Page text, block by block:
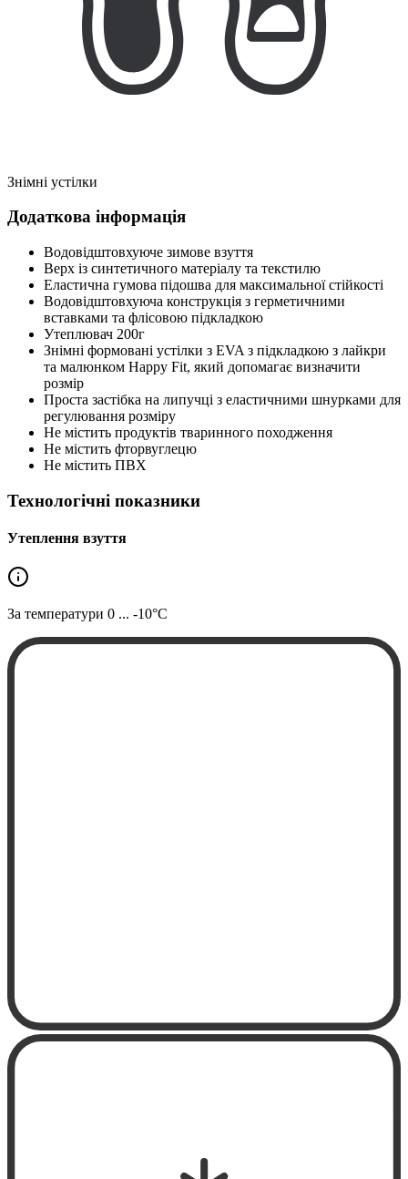
Знімні устілки
Додаткова інформація
Водовідштовхуюче зимове взуття
Верх із синтетичного матеріалу та текстилю
Еластична гумова підошва для максимальної стійкості
Водовідштовхуюча конструкція з герметичними
вставками та флісовою підкладкою
Утеплювач 200г
Знімні формовані устілки з EVA з підкладкою з лайкри
та малюнком Happy Fit, який допомагає визначити
розмір
Проста застібка на липучці з еластичними шнурками для
регулювання розміру
Не містить продуктів тваринного походження
Не містить фторвуглецю
Не містить ПВХ
Технологічні показники
Утеплення взуття
За температури 0 ... -10°C